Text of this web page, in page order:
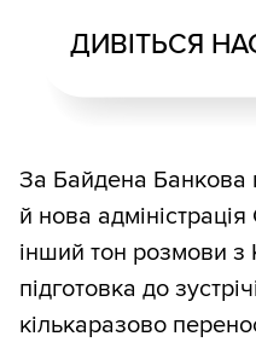
ДИВІТЬСЯ
За Байдена Банкова
й нова
інший тон розмови з
підготовка до
кількаразово